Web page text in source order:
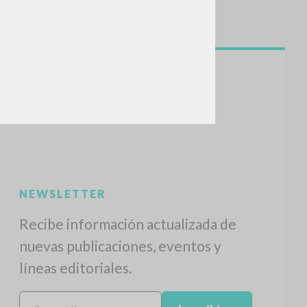
NEWSLETTER
Recibe información actualizada de
nuevas publicaciones, eventos y
líneas editoriales.